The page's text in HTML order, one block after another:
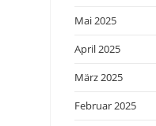
Mai 2025
April 2025
März 2025
Februar 2025